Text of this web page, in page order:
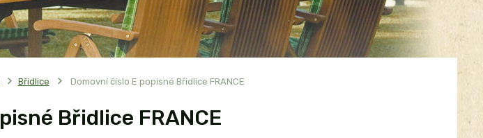
Břidlice Domovní číslo E popisné Břidlice FRANCE
Břidlice FRANCE